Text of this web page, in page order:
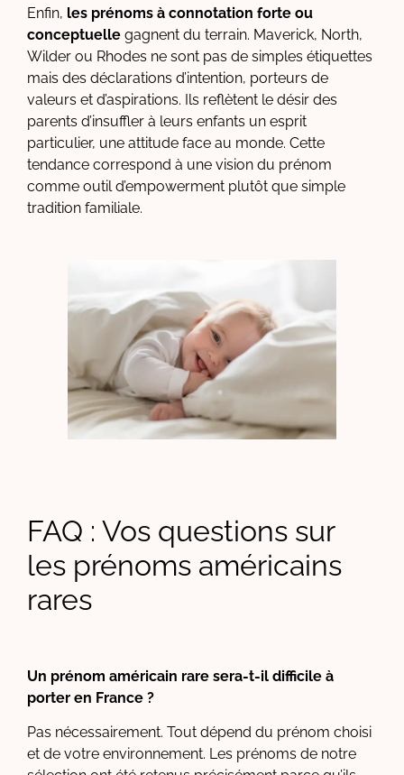
Enfin, les prénoms à connotation forte ou
conceptuelle gagnent du terrain. Maverick, North,
Wilder ou Rhodes ne sont pas de simples étiquettes
mais des déclarations d’intention, porteurs de
valeurs et d’aspirations. Ils reflètent le désir des
parents d’insuffler à leurs enfants un esprit
particulier, une attitude face au monde. Cette
tendance correspond à une vision du prénom
comme outil d’empowerment plutôt que simple
tradition familiale.
FAQ : Vos questions sur
les prénoms américains
rares
Un prénom américain rare sera-t-il difficile à
porter en France ?
Pas nécessairement. Tout dépend du prénom choisi
et de votre environnement. Les prénoms de notre